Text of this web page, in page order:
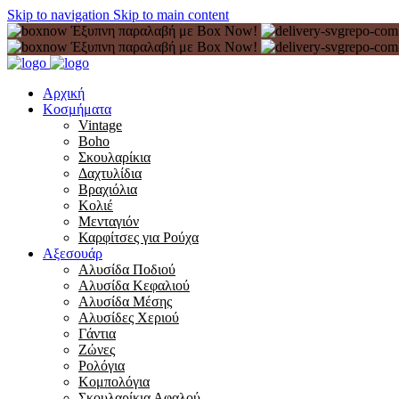
Skip to navigation Skip to main content
Έξυπνη παραλαβή με Box Now!
Έξυπνη παραλαβή με Box Now!
Αρχική
Κοσμήματα
Vintage
Boho
Σκουλαρίκια
Δαχτυλίδια
Βραχιόλια
Κολιέ
Μενταγιόν
Καρφίτσες για Ρούχα
Αξεσουάρ
Αλυσίδα Ποδιού
Αλυσίδα Κεφαλιού
Αλυσίδα Μέσης
Αλυσίδες Χεριού
Γάντια
Ζώνες
Ρολόγια
Κομπολόγια